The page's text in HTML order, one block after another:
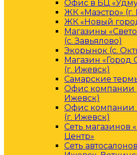
Офис в БЦ
ЖК «Маэстро»
ЖК «Новый
Магазины
(с. Завьялово)
Экорынок (с.
Магазин
(г. Ижевск)
Самарские
Офис компании
Ижевск)
Офис компании
(г. Ижевск)
Сеть магазинов
Центр»
Сеть